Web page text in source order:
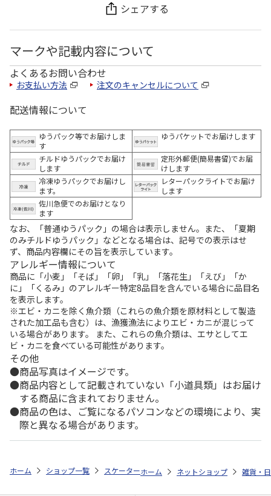
シェアする
マークや記載内容について
よくあるお問い合わせ
お支払い方法 注文のキャンセルについて
配送情報について
ゆうパック等でお届けしま
す
ゆうパケットでお届けします
チルドゆうパックでお届け
します
定形外郵便(簡易書留)でお届
けします
冷凍ゆうパックでお届けし
ます。
レターパックライトでお届け
します
佐川急便でのお届けとなり
ます
なお、「普通ゆうパック」の場合は表示しません。また、「夏期
のみチルドゆうパック」などとなる場合は、記号での表示はせ
ず、商品内容欄にその旨を表示しています。
アレルギー情報について
商品に「小麦」「そば」「卵」「乳」「落花生」「えび」「か
に」「くるみ」のアレルギー特定8品目を含んでいる場合に品目名
を表示します。
※エビ・カニを除く魚介類（これらの魚介類を原材料として製造
された加工品も含む）は、漁獲漁法によりエビ・カニが混じって
いる場合があります。 また、これらの魚介類は、エサとしてエ
ビ・カニを食べている可能性があります。
その他
商品写真はイメージです。
商品内容として記載されていない「小道具類」はお届け
する商品に含まれておりません。
商品の色は、ご覧になるパソコンなどの環境により、実
際と異なる場合があります。
ホーム ショップ一覧 スケーター スタイリッシュブローボトル
ホーム ネットショップ 雑貨・